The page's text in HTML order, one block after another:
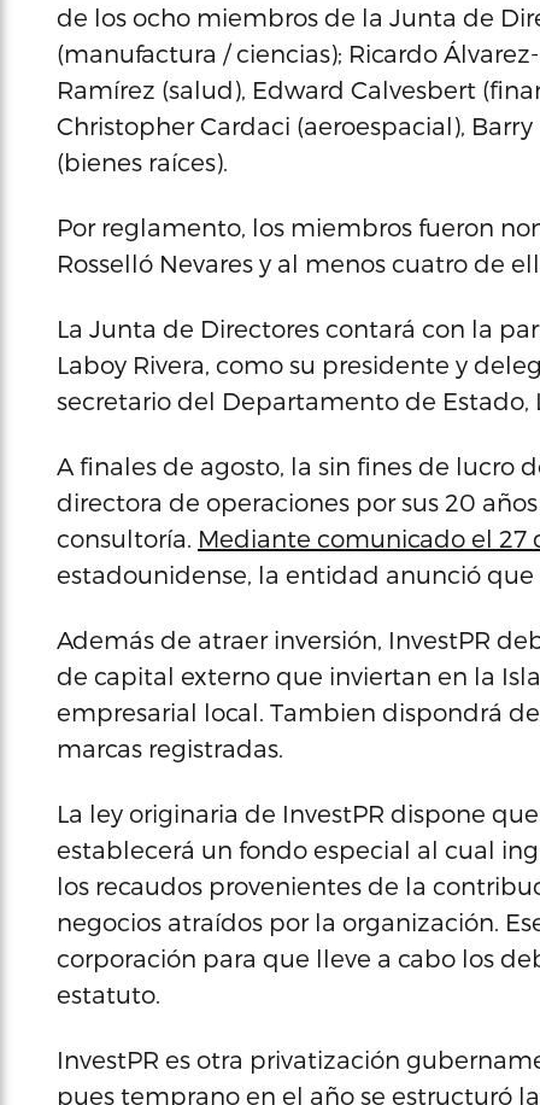
de los ocho miembros de la Junta de
(manufactura / ciencias); Ricardo
Ramírez (salud), Edward Calvesbert
Christopher Cardaci (aeroespacial),
(bienes raíces).
Por reglamento, los miembros fueron
Rosselló Nevares y al menos cuatro de
La Junta de Directores contará con la
Laboy Rivera, como su presidente y
secretario del Departamento de Estado,
A finales de agosto, la sin fines de lucro
directora de operaciones por sus 20
consultoría. Mediante comunicado el 27
estadounidense, la entidad anunció
Además de atraer inversión, InvestPR
de capital externo que inviertan en la
empresarial local. Tambien dispondrá
marcas registradas.
La ley originaria de InvestPR dispone
establecerá un fondo especial al cual
los recaudos provenientes de la
negocios atraídos por la organización.
corporación para que lleve a cabo los
estatuto.
InvestPR es otra privatización
pues temprano en el año se estructuró